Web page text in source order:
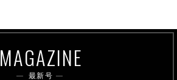
MAGAZINE
最新号